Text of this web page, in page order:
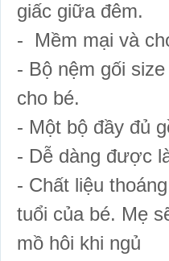
giấc giữa đêm.
- Mềm mại và
- Bộ nệm gối
cho bé.
- Một bộ đầy đủ
- Dễ dàng được
- Chất liệu
tuổi của bé. Mẹ
mồ hôi khi ngủ